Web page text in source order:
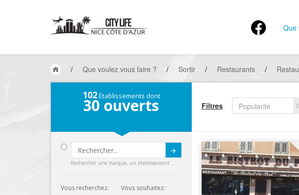
Que
/ Que voulez vous faire ? / Sortir / Restaurants /
102Établissements dont
30 ouverts
Rechercher une marque, un établissement...
Vous recherchez:
Vous souhaitez:
Filtres Popularité